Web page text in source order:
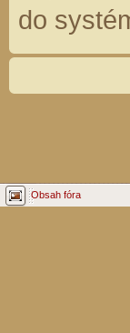
do
Obsah fóra